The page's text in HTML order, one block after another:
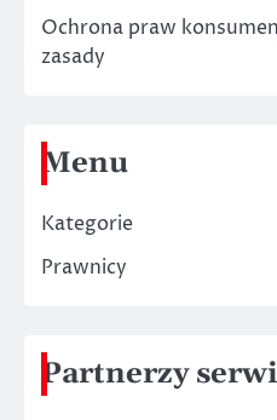
Ochrona praw
zasady
Menu
Kategorie
Prawnicy
Partnerzy